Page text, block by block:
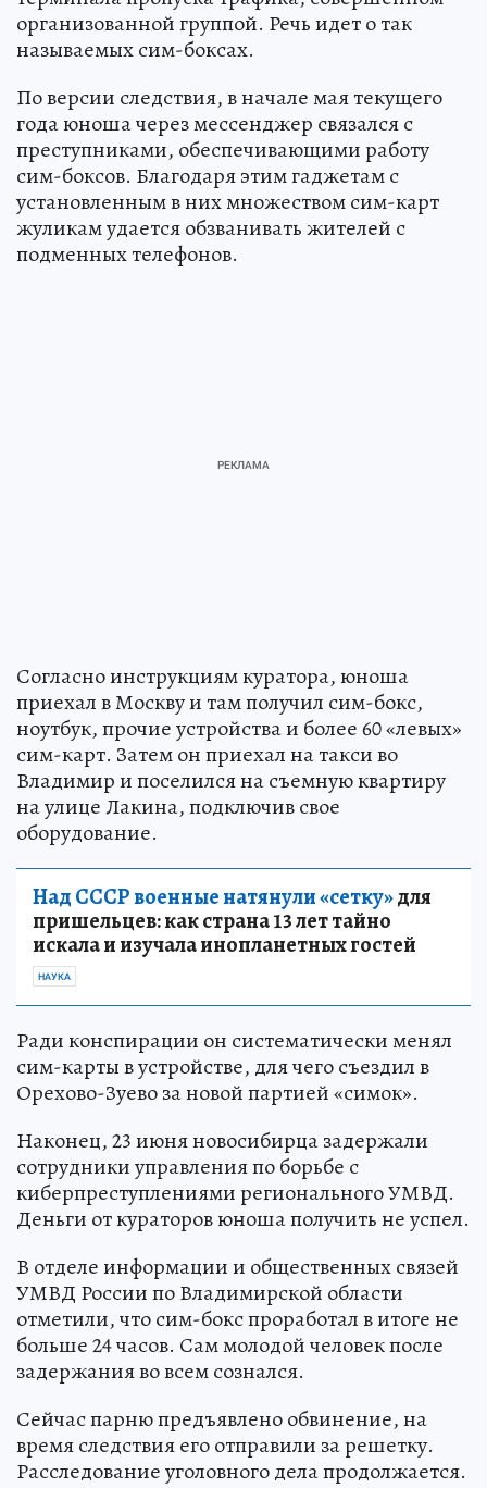
организованной группой. Речь идет о так
называемых сим-боксах.
По версии следствия, в начале мая текущего
года юноша через мессенджер связался с
преступниками, обеспечивающими работу
сим-боксов. Благодаря этим гаджетам с
установленным в них множеством сим-карт
жуликам удается обзванивать жителей с
подменных телефонов.
Согласно инструкциям куратора, юноша
приехал в Москву и там получил сим-бокс,
ноутбук, прочие устройства и более 60 «левых»
сим-карт. Затем он приехал на такси во
Владимир и поселился на съемную квартиру
на улице Лакина, подключив свое
оборудование.
Над СССР военные натянули «сетку»для
пришельцев: как страна 13 лет тайно
искала и изучала инопланетных гостей
НАУКА
Ради конспирации он систематически менял
сим-карты в устройстве, для чего съездил в
Орехово-Зуево за новой партией «симок».
Наконец, 23 июня новосибирца задержали
сотрудники управления по борьбе с
киберпреступлениями регионального УМВД.
Деньги от кураторов юноша получить не успел.
В отделе информации и общественных связей
УМВД России по Владимирской области
отметили, что сим-бокс проработал в итоге не
больше 24 часов. Сам молодой человек после
задержания во всем сознался.
Сейчас парню предъявлено обвинение, на
время следствия его отправили за решетку.
Расследование уголовного дела продолжается.